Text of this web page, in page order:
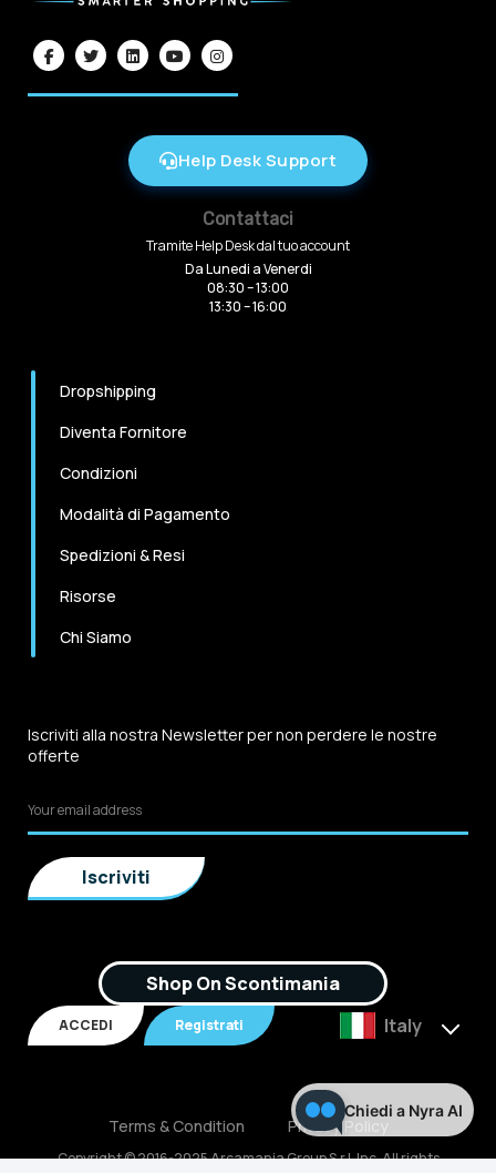
Chiedi a Nyra AI
Help Desk Support
Contattaci
Tramite Help Desk dal tuo account
Da Lunedi a Venerdi
08:30 – 13:00
13:30 – 16:00
Dropshipping
Diventa Fornitore
Condizioni
Modalità di Pagamento
Spedizioni & Resi
Risorse
Chi Siamo
Iscriviti alla nostra Newsletter per non perdere le nostre
offerte
Shop On Scontimania
ACCEDI Registrati Italy
Copyright © 2016-2025 Arcamania Group S.r.l, Inc. All rights
Terms & Condition Privacy Policy